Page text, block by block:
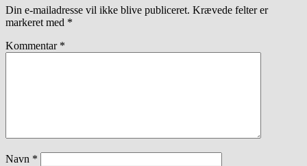
Din e-mailadresse vil ikke blive publiceret. Krævede felter er
markeret med *
Kommentar *
Navn *